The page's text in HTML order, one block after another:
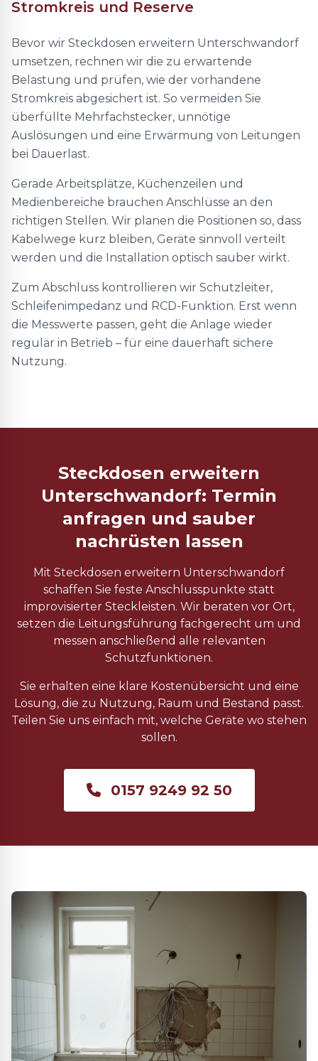
Stromkreis und Reserve
Bevor wir Steckdosen erweitern Unterschwandorf
umsetzen, rechnen wir die zu erwartende
Belastung und prüfen, wie der vorhandene
Stromkreis abgesichert ist. So vermeiden Sie
überfüllte Mehrfachstecker, unnötige
Auslösungen und eine Erwärmung von Leitungen
bei Dauerlast.
Gerade Arbeitsplätze, Küchenzeilen und
Medienbereiche brauchen Anschlüsse an den
richtigen Stellen. Wir planen die Positionen so, dass
Kabelwege kurz bleiben, Geräte sinnvoll verteilt
werden und die Installation optisch sauber wirkt.
Zum Abschluss kontrollieren wir Schutzleiter,
Schleifenimpedanz und RCD-Funktion. Erst wenn
die Messwerte passen, geht die Anlage wieder
regulär in Betrieb – für eine dauerhaft sichere
Nutzung.
Steckdosen erweitern
Unterschwandorf: Termin
anfragen und sauber
nachrüsten lassen
Mit Steckdosen erweitern Unterschwandorf
schaffen Sie feste Anschlusspunkte statt
improvisierter Steckleisten. Wir beraten vor Ort,
setzen die Leitungsführung fachgerecht um und
messen anschließend alle relevanten
Schutzfunktionen.
Sie erhalten eine klare Kostenübersicht und eine
Lösung, die zu Nutzung, Raum und Bestand passt.
Teilen Sie uns einfach mit, welche Geräte wo stehen
sollen.
0157 9249 92 50